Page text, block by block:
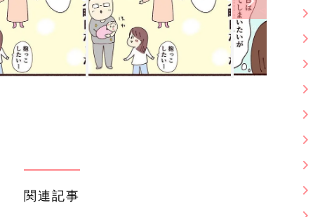
関連記事